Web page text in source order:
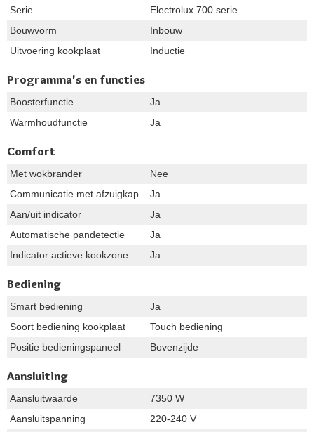
Serie
Electrolux 700 serie
Bouwvorm
Inbouw
Uitvoering kookplaat
Inductie
Programma's en functies
Boosterfunctie
Ja
Warmhoudfunctie
Ja
Comfort
Met wokbrander
Nee
Communicatie met afzuigkap
Ja
Aan/uit indicator
Ja
Automatische pandetectie
Ja
Indicator actieve kookzone
Ja
Bediening
Smart bediening
Ja
Soort bediening kookplaat
Touch bediening
Positie bedieningspaneel
Bovenzijde
Aansluiting
Aansluitwaarde
7350 W
Aansluitspanning
220-240 V